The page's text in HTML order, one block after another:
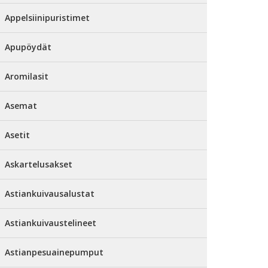
Appelsiinipuristimet
Apupöydät
Aromilasit
Asemat
Asetit
Askartelusakset
Astiankuivausalustat
Astiankuivaustelineet
Astianpesuainepumput